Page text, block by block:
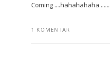
Coming ....hahahahaha
1 KOMENTAR